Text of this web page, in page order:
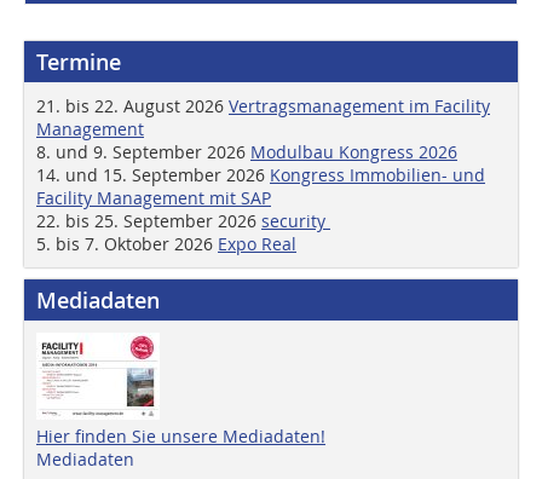
Termine
21. bis 22. August 2026 Vertragsmanagement im Facility
Management
8. und 9. September 2026 Modulbau Kongress 2026
14. und 15. September 2026 Kongress Immobilien- und
Facility Management mit SAP
22. bis 25. September 2026 security
5. bis 7. Oktober 2026 Expo Real
Mediadaten
Hier finden Sie unsere Mediadaten!
Mediadaten